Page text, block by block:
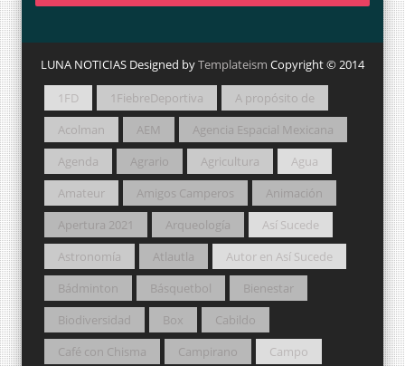
LUNA NOTICIAS Designed byTemplateism Copyright © 2014
1FD 1FiebreDeportiva
A propósito de
Acolman
AEM
Agencia Espacial Mexicana
Agenda
Agrario Agricultura
Agua
Amateur
Amigos Camperos
Animación
Apertura 2021
Arqueología
Así Sucede
Astronomía
Atlautla
Autor en Así Sucede
Bádminton
Básquetbol
Bienestar
Biodiversidad
Box
Cabildo
Café con Chisma
Campirano
Campo